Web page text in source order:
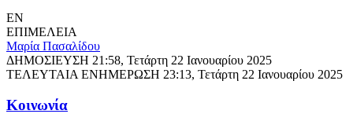
EN
ΕΠΙΜΕΛΕΙΑ
Μαρία Πασαλίδου
ΔΗΜΟΣΙΕΥΣΗ 21:58, Τετάρτη 22 Ιανουαρίου 2025
ΤΕΛΕΥΤΑΙΑ ΕΝΗΜΕΡΩΣΗ 23:13, Τετάρτη 22 Ιανουαρίου 2025
Κοινωνία